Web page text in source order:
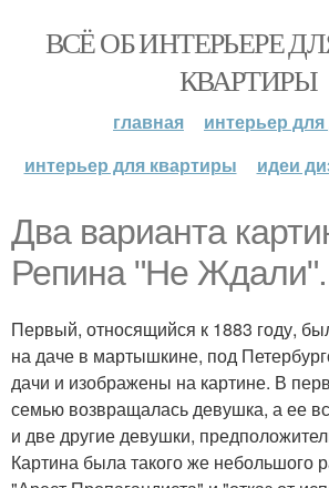
ВСЁ ОБ ИНТЕРЬЕРЕ
КВАРТИРЫ
главная
интерьер
интерьер для квартиры
идеи
Два варианта
Репина "Не Ждали".
Первый, относящийся к 1883 году,
на даче в мартышкине, под
дачи и изображены на картине. В
семью возвращалась девушка, а ее
и две другие девушки,
Картина была такого же небольшого